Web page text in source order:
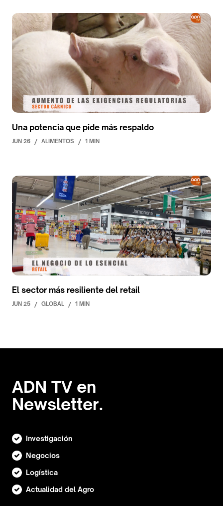
Una potencia que pide más respaldo
JUN 26 / ALIMENTOS / 1 MIN
El sector más resiliente del retail
JUN 25 / GLOBAL / 1 MIN
ADN TV en
Newsletter.
Investigación
Negocios
Logística
Actualidad del Agro